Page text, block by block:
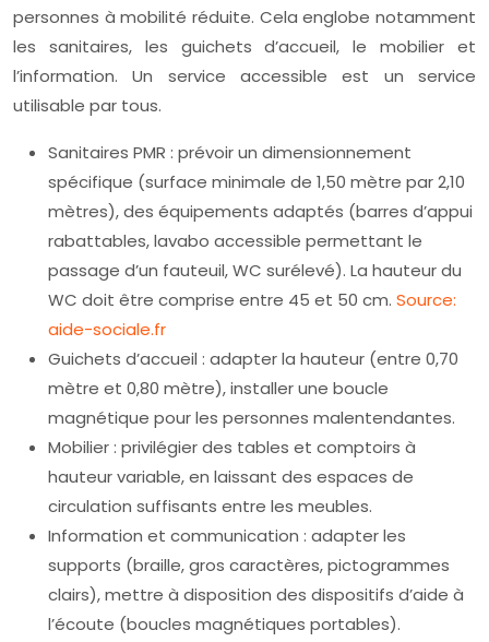
personnes à mobilité réduite. Cela englobe notamment
les sanitaires, les guichets d’accueil, le mobilier et
l’information. Un service accessible est un service
utilisable par tous.
Sanitaires PMR : prévoir un dimensionnement
spécifique (surface minimale de 1,50 mètre par 2,10
mètres), des équipements adaptés (barres d’appui
rabattables, lavabo accessible permettant le
passage d’un fauteuil, WC surélevé). La hauteur du
WC doit être comprise entre 45 et 50 cm. Source:
aide-sociale.fr
Guichets d’accueil : adapter la hauteur (entre 0,70
mètre et 0,80 mètre), installer une boucle
magnétique pour les personnes malentendantes.
Mobilier : privilégier des tables et comptoirs à
hauteur variable, en laissant des espaces de
circulation suffisants entre les meubles.
Information et communication : adapter les
supports (braille, gros caractères, pictogrammes
clairs), mettre à disposition des dispositifs d’aide à
l’écoute (boucles magnétiques portables).